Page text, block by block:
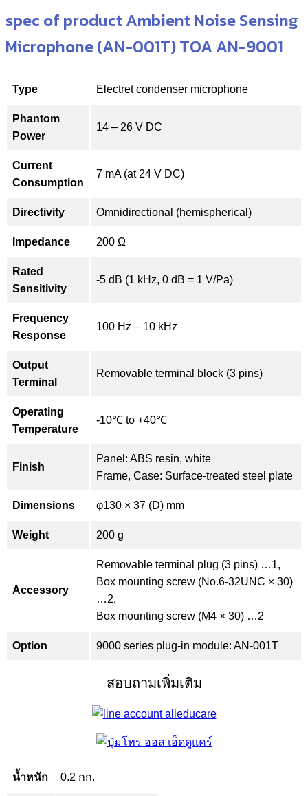
spec of product Ambient Noise Sensing
Microphone (AN-001T) TOA AN-9001
Type Electret condenser microphone
Phantom
Power
14 – 26 V DC
Current
Consumption
7 mA (at 24 V DC)
Directivity Omnidirectional (hemispherical)
Impedance 200 Ω
Rated
Sensitivity
-5 dB (1 kHz, 0 dB = 1 V/Pa)
Frequency
Response
100 Hz – 10 kHz
Output
Terminal
Removable terminal block (3 pins)
Operating
Temperature
-10℃ to +40℃
Finish
Panel: ABS resin, white
Frame, Case: Surface-treated steel plate
Dimensions φ130 × 37 (D) mm
Weight 200 g
Accessory
Removable terminal plug (3 pins) …1,
Box mounting screw (No.6-32UNC × 30)
…2,
Box mounting screw (M4 × 30) …2
Option 9000 series plug-in module: AN-001T
สอบถามเพิ่มเติม
น้ำหนัก 0.2 กก.